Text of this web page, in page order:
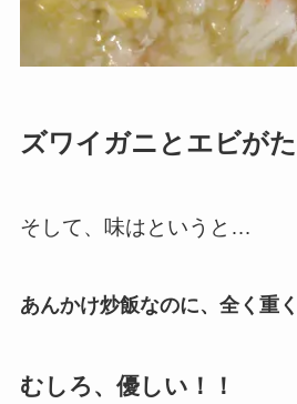
ズワイガニとエビが
そして、味はというと…
あんかけ炒飯なのに、全く重
むしろ、優しい！！